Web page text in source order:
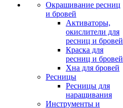
Окрашивание ресниц
и бровей
Активаторы,
окислители для
ресниц и бровей
Краска для
ресниц и бровей
Хна для бровей
Ресницы
Ресницы для
наращивания
Инструменты и